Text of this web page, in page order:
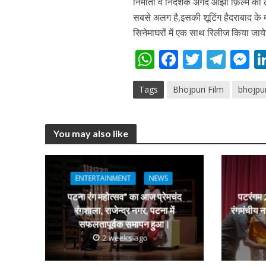
सबसे अलग है,इसकी शूटिंग हैदराबाद के
सिनेमाघरों में एक साथ रिलीज किया
W
h
at
p
p
F
e
o
k
T
itt
T
m g
er
Tags Bhojpuri Film
You may also like
ENTERTAINMENT NEWS
पटना रंग महोत्सव” का आज प्रेमचंद
रंगशाला, राजेन्द्र नगर, पटना में
सफलतापूर्वक समापन हुआ।
2 weeks ago
पटरंगम
रंगमंचीय